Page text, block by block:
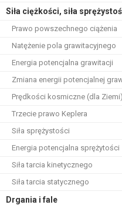
Siła ciężkości, siła
Prawo powszechnego ciążenia
Natężenie pola grawitacyjnego
Energia potencjalna grawitacji
Zmiana energii potencjalnej
Prędkości kosmiczne (dla Ziemi)
Trzecie prawo Keplera
Siła sprężystości
Energia potencjalna sprężytości
Siła tarcia kinetycznego
Siła tarcia statycznego
Drgania i fale